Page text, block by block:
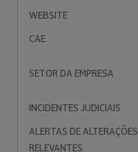
WEBSITE
CAE
SETOR DA EMPRESA
INCIDENTES JUDICIAIS
ALERTAS DE ALTERAÇÕES
RELEVANTES